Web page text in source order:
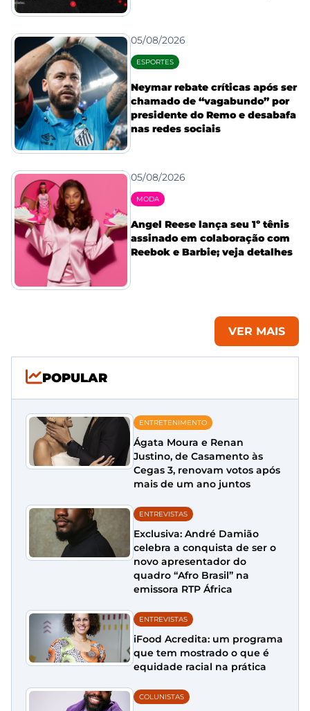
05/08/2026
ESPORTES
Neymar rebate críticas após ser
chamado de “vagabundo” por
presidente do Remo e desabafa
nas redes sociais
05/08/2026
MODA
Angel Reese lança seu 1º tênis
assinado em colaboração com
Reebok e Barbie; veja detalhes
VER MAIS
POPULAR
ENTRETENIMENTO
Ágata Moura e Renan
Justino, de Casamento às
Cegas 3, renovam votos após
mais de um ano juntos
ENTREVISTAS
Exclusiva: André Damião
celebra a conquista de ser o
novo apresentador do
quadro “Afro Brasil” na
emissora RTP África
ENTREVISTAS
iFood Acredita: um programa
que tem mostrado o que é
equidade racial na prática
COLUNISTAS